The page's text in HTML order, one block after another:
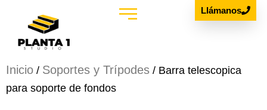
Llámanos
Inicio / Soportes y Trípodes / Barra telescopica
para soporte de fondos